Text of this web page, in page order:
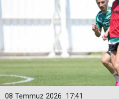
17:41
08 Temmuz 2026